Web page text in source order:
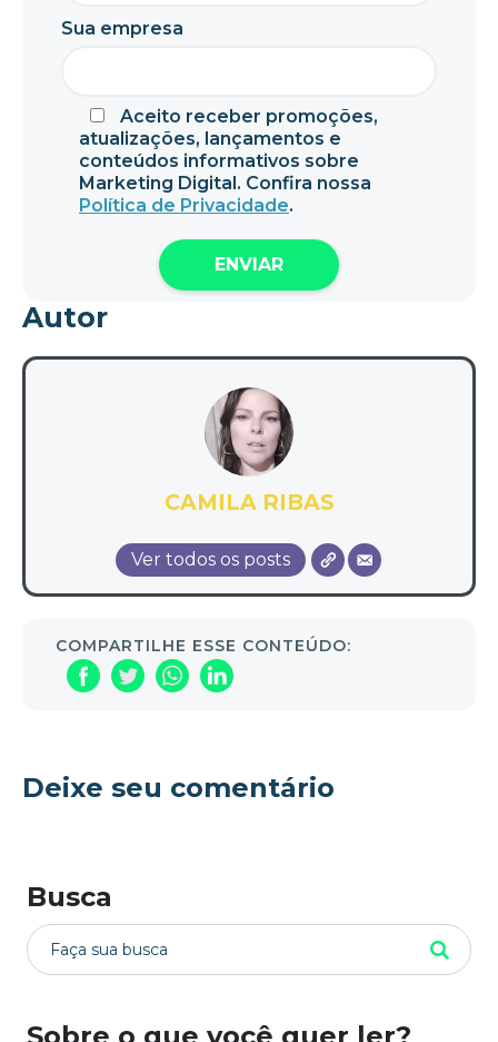
Sua empresa
Aceito receber promoções,
atualizações, lançamentos e
conteúdos informativos sobre
Marketing Digital. Confira nossa
Política de Privacidade.
Autor
CAMILA RIBAS
Ver todos os posts
COMPARTILHE ESSE CONTEÚDO:
Deixe seu comentário
Busca